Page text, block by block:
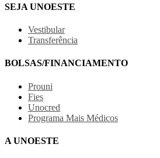
SEJA UNOESTE
Vestibular
Transferência
BOLSAS/FINANCIAMENTO
Prouni
Fies
Unocred
Programa Mais Médicos
A UNOESTE